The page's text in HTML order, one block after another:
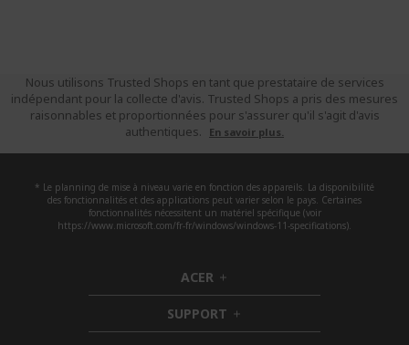
Nous utilisons Trusted Shops en tant que prestataire de services
indépendant pour la collecte d'avis. Trusted Shops a pris des mesures
raisonnables et proportionnées pour s'assurer qu'il s'agit d'avis
authentiques.
En savoir plus.
* Le planning de mise à niveau varie en fonction des appareils. La disponibilité
des fonctionnalités et des applications peut varier selon le pays. Certaines
fonctionnalités nécessitent un matériel spécifique (voir
https://www.microsoft.com/fr-fr/windows/windows-11-specifications).
ACER h
i
d
d
SUPPORT h
i